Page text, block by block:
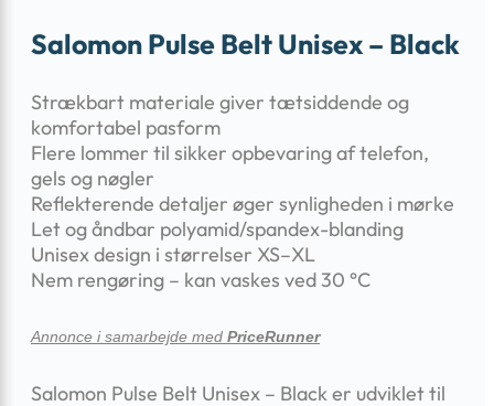
Salomon Pulse Belt Unisex – Black
Strækbart materiale giver tætsiddende og
komfortabel pasform
Flere lommer til sikker opbevaring af telefon,
gels og nøgler
Reflekterende detaljer øger synligheden i mørke
Let og åndbar polyamid/spandex-blanding
Unisex design i størrelser XS–XL
Nem rengøring – kan vaskes ved 30 °C
Annonce i samarbejde med PriceRunner
Salomon Pulse Belt Unisex – Black er udviklet til